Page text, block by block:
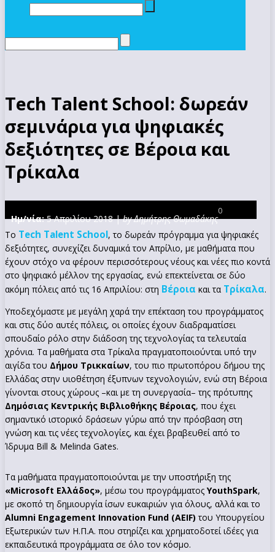
Tech Talent School: δωρεάν
σεμινάρια για ψηφιακές
δεξιότητες σε Βέροια και
Τρίκαλα
Ημ/νία:5 Απριλίου 2018 |by Δημήτρης Θωμαδάκης
0
Το Tech Talent School, το δωρεάν πρόγραμμα για ψηφιακές
δεξιότητες, συνεχίζει δυναμικά τον Απρίλιο, με μαθήματα που
έχουν στόχο να φέρουν περισσότερους νέους και νέες πιο κοντά
στο ψηφιακό μέλλον της εργασίας, ενώ επεκτείνεται σε δύο
ακόμη πόλεις από τις 16 Απριλίου: στη Βέροια και τα Τρίκαλα.
Υποδεχόμαστε με μεγάλη χαρά την επέκταση του προγράμματος
και στις δύο αυτές πόλεις, οι οποίες έχουν διαδραματίσει
σπουδαίο ρόλο στην διάδοση της τεχνολογίας τα τελευταία
χρόνια. Τα μαθήματα στα Τρίκαλα πραγματοποιούνται υπό την
αιγίδα του Δήμου Τρικκαίων, του πιο πρωτοπόρου δήμου της
Ελλάδας στην υιοθέτηση έξυπνων τεχνολογιών, ενώ στη Βέροια
γίνονται στους χώρους –και με τη συνεργασία– της πρότυπης
Δημόσιας Κεντρικής Βιβλιοθήκης Βέροιας, που έχει
σημαντικό ιστορικό δράσεων γύρω από την πρόσβαση στη
γνώση και τις νέες τεχνολογίες, και έχει βραβευθεί από το
Ίδρυμα Bill & Melinda Gates.
Τα μαθήματα πραγματοποιούνται με την υποστήριξη της
«Microsoft Ελλάδος», μέσω του προγράμματος YouthSpark,
με σκοπό τη δημιουργία ίσων ευκαιριών για όλους, αλλά και το
Alumni Engagement Innovation Fund (AEIF) του Υπουργείου
Εξωτερικών των Η.Π.Α. που στηρίζει και χρηματοδοτεί ιδέες για
εκπαιδευτικά προγράμματα σε όλο τον κόσμο.